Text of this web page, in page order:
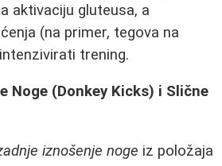
aktivaciju gluteusa, a
(na primer, tegova na
trening.
Noge (Donkey Kicks) i Slične
iznošenje noge iz položaja